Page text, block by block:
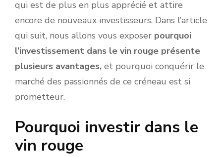
qui est de plus en plus apprécié et attire
encore de nouveaux investisseurs. Dans l’article
qui suit, nous allons vous exposer pourquoi
l’investissement dans le vin rouge présente
plusieurs avantages, et pourquoi conquérir le
marché des passionnés de ce créneau est si
prometteur.
Pourquoi investir dans le
vin rouge